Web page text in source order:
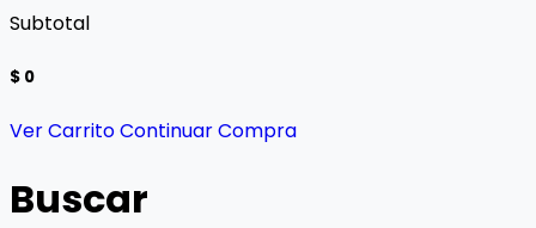
Subtotal
$ 0
Ver CarritoContinuar Compra
Buscar